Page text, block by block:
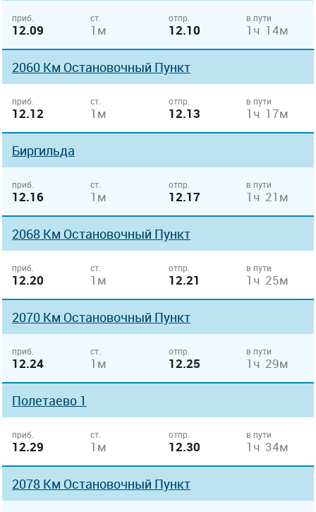
приб.
12.09
ст.
1м
отпр.
12.10
в пути
1ч 14м
2060 Км Остановочный Пункт
приб.
12.12
ст.
1м
отпр.
12.13
в пути
1ч 17м
Биргильда
приб.
12.16
ст.
1м
отпр.
12.17
в пути
1ч 21м
2068 Км Остановочный Пункт
приб.
12.20
ст.
1м
отпр.
12.21
в пути
1ч 25м
2070 Км Остановочный Пункт
приб.
12.24
ст.
1м
отпр.
12.25
в пути
1ч 29м
Полетаево 1
приб.
12.29
ст.
1м
отпр.
12.30
в пути
1ч 34м
2078 Км Остановочный Пункт